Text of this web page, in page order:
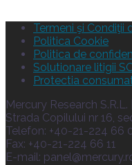
Termeni şi Condiţii
Politica Cookie
Politica de
Solutionare litigii
Protectia
Mercury Research
Strada Copilului nr 16,
Telefon: +40-21-224 66
Fax: +40-21-224 66 11
E-mail: